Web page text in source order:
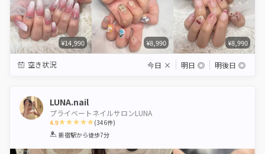
¥14,990 ¥8,990 ¥8,990
空き状況 今日 × 明日 ◎ 明後日 ◎
LUNA.nail
プライベートネイルサロンLUNA
4.9
1 2 3 4 5
(346件)
新宿駅から徒歩7分